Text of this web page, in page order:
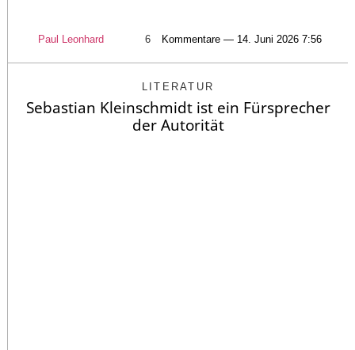
Paul Leonhard 6 Kommentare — 14. Juni 2026 7:56
LITERATUR
Sebastian Kleinschmidt ist ein Fürsprecher
der Autorität